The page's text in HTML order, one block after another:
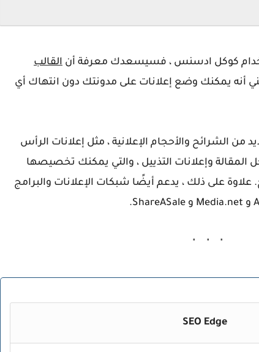
كوكل ادسنس ، فسيسعدك معرفة أن القالب
أنه يمكنك وضع إعلانات على مدونتك دون انتهاك أي
من الشرائح والأحجام الإعلانية ، مثل إعلانات الرأس
المقالة وإعلانات التذييل ، والتي يمكنك تخصيصها
على ذلك ، يدعم أيضًا شبكات الإعلانات والبرامج
و Media.net و ShareASale
.
SEO Edge